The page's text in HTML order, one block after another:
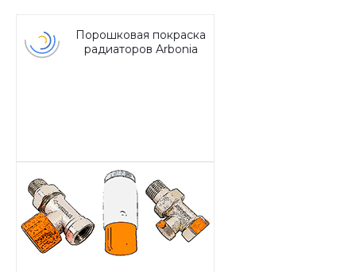
Порошковая покраска
радиаторов Arbonia